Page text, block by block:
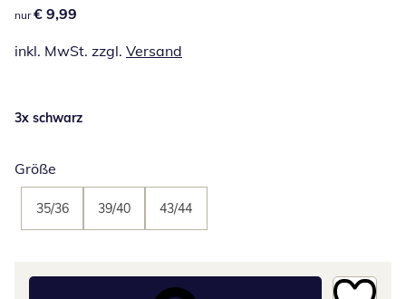
€ 9,99
nur € 9,99
inkl. MwSt. zzgl. Versand
3x schwarz
Größe
35/36 39/40 43/44